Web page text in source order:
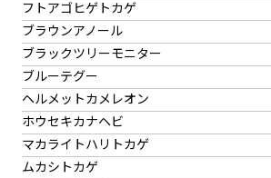
フトアゴヒゲトカゲ
ブラウンアノール
ブラックツリーモニター
ブルーテグー
ヘルメットカメレオン
ホウセキカナヘビ
マカライトハリトカゲ
ムカシトカゲ